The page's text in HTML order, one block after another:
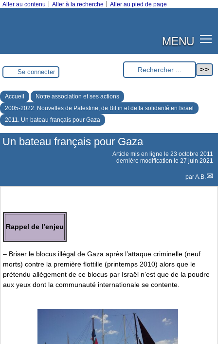
Aller au contenu Aller à la recherche Aller au pied de page
MENU
Se connecter
Accueil
Notre association et ses actions
2005-2022. Nouvelles de Palestine, de Bil’in et de la solidarité en Israël
2011. Un bateau français pour Gaza
Un bateau français pour Gaza
Article mis en ligne le 23 octobre 2011
dernière modification le 27 juin 2021
parA.B.
Rappel de l’enjeu
– Briser le blocus illégal de Gaza après l’attaque criminelle (neuf
morts) contre la première flottille (printemps 2010) alors que le
prétendu allègement de ce blocus par Israël n’est que de la poudre
aux yeux dont la communauté internationale se contente.